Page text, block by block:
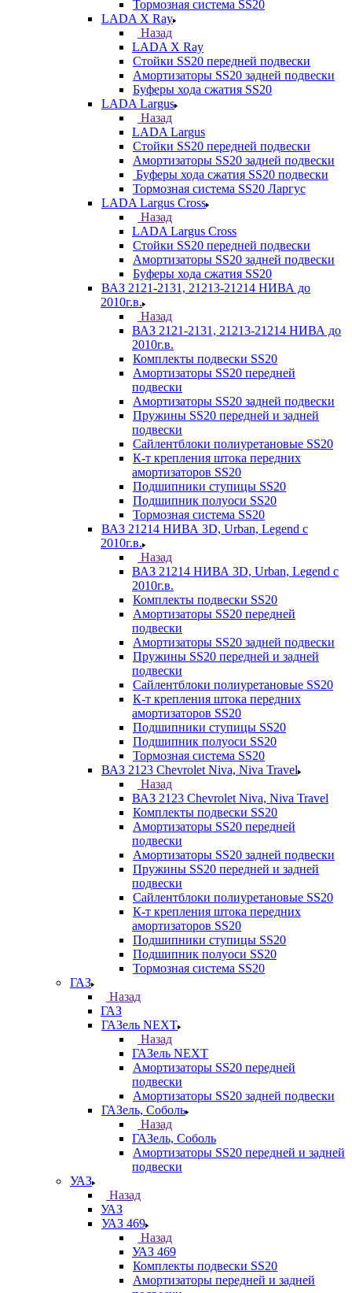
Тормозная система SS20
LADA X Ray
Назад
LADA X Ray
Стойки SS20 передней подвески
Амортизаторы SS20 задней подвески
Буферы хода сжатия SS20
LADA Largus
Назад
LADA Largus
Стойки SS20 передней подвески
Амортизаторы SS20 задней подвески
Буферы хода сжатия SS20 подвески
Тормозная система SS20 Ларгус
LADA Largus Cross
Назад
LADA Largus Cross
Стойки SS20 передней подвески
Амортизаторы SS20 задней подвески
Буферы хода сжатия SS20
ВАЗ 2121-2131, 21213-21214 НИВА до
2010г.в.
Назад
ВАЗ 2121-2131, 21213-21214 НИВА до
2010г.в.
Комплекты подвески SS20
Амортизаторы SS20 передней
подвески
Амортизаторы SS20 задней подвески
Пружины SS20 передней и задней
подвески
Сайлентблоки полиуретановые SS20
К-т крепления штока передних
амортизаторов SS20
Подшипники ступицы SS20
Подшипник полуоси SS20
Тормозная система SS20
ВАЗ 21214 НИВА 3D, Urban, Legend c
2010г.в.
Назад
ВАЗ 21214 НИВА 3D, Urban, Legend c
2010г.в.
Комплекты подвески SS20
Амортизаторы SS20 передней
подвески
Амортизаторы SS20 задней подвески
Пружины SS20 передней и задней
подвески
Сайлентблоки полиуретановые SS20
К-т крепления штока передних
амортизаторов SS20
Подшипники ступицы SS20
Подшипник полуоси SS20
Тормозная система SS20
ВАЗ 2123 Chevrolet Niva, Niva Travel
Назад
ВАЗ 2123 Chevrolet Niva, Niva Travel
Комплекты подвески SS20
Амортизаторы SS20 передней
подвески
Амортизаторы SS20 задней подвески
Пружины SS20 передней и задней
подвески
Сайлентблоки полиуретановые SS20
К-т крепления штока передних
амортизаторов SS20
Подшипники ступицы SS20
Подшипник полуоси SS20
Тормозная система SS20
ГАЗ
Назад
ГАЗ
ГАЗель NEXT
Назад
ГАЗель NEXT
Амортизаторы SS20 передней
подвески
Амортизаторы SS20 задней подвески
ГАЗель, Соболь
Назад
ГАЗель, Соболь
Амортизаторы SS20 передней и задней
подвески
УАЗ
Назад
УАЗ
УАЗ 469
Назад
УАЗ 469
Комплекты подвески SS20
Амортизаторы передней и задней